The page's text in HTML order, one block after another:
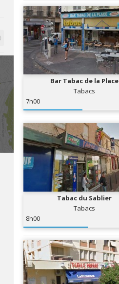
Bar Tabac de la Place
Tabacs
7h00
Tabac du Sablier
Tabacs
8h00